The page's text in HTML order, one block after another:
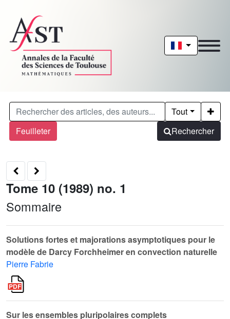
Feuilleter
Tout
Rechercher
Tome 10 (1989) no. 1
Sommaire
Solutions fortes et majorations asymptotiques pour le
modèle de Darcy Forchheimer en convection naturelle
Pierre Fabrie
Sur les ensembles pluripolaires complets